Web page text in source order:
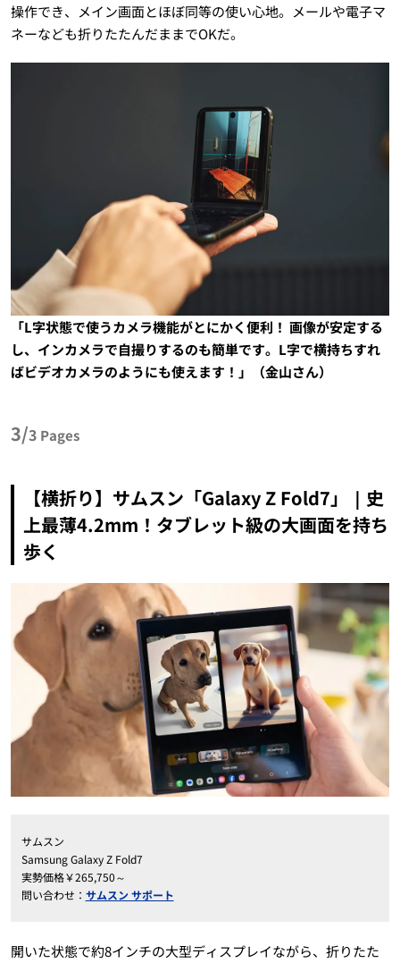
操作でき、メイン画面とほぼ同等の使い心地。メールや電子マ
ネーなども折りたたんだままでOKだ。
「L字状態で使うカメラ機能がとにかく便利！ 画像が安定する
し、インカメラで自撮りするのも簡単です。L字で横持ちすれ
ばビデオカメラのようにも使えます！」（金山さん）
3/3 Pages
【横折り】サムスン「Galaxy Z Fold7」｜史
上最薄4.2mm！タブレット級の大画面を持ち
歩く
サムスン
Samsung Galaxy Z Fold7
実勢価格￥265,750～
問い合わせ： サムスン サポート
開いた状態で約8インチの大型ディスプレイながら、折りたた